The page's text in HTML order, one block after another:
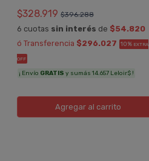
$328.919 $396.288
6 cuotas sin interés de $54.820
ó Transferencia $296.027 10% EXTRA
OFF
¡ Envío GRATIS y sumás 14.657 Leloir$ !
Agregaral carrito